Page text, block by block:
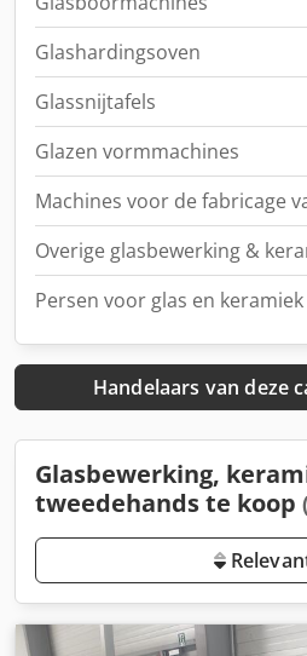
Glashardingsoven
Glassnijtafels
Glazen vormmachines
Machines voor de fabricage
Overige glasbewerking &
Persen voor glas en keramiek
Handelaars van deze
Glasbewerking,
tweedehands te koop